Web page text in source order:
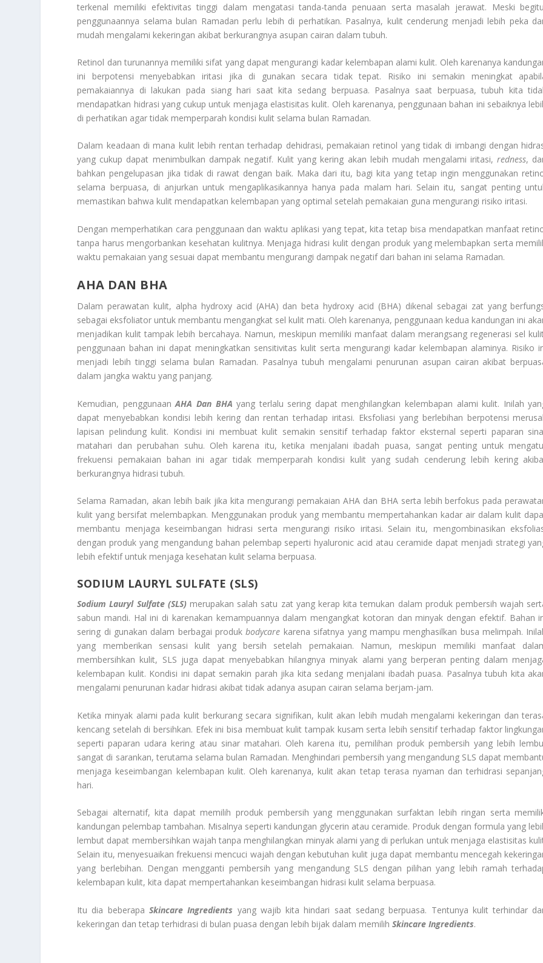
terkenal memiliki efektivitas tinggi dalam mengatasi tanda-tanda penuaan serta masalah jerawat. Meski
penggunaannya selama bulan Ramadan perlu lebih di perhatikan. Pasalnya, kulit cenderung menjadi lebih peka
mudah mengalami kekeringan akibat berkurangnya asupan cairan dalam tubuh.
Retinol dan turunannya memiliki sifat yang dapat mengurangi kadar kelembapan alami kulit. Oleh karenanya
ini berpotensi menyebabkan iritasi jika di gunakan secara tidak tepat. Risiko ini semakin meningkat
pemakaiannya di lakukan pada siang hari saat kita sedang berpuasa. Pasalnya saat berpuasa, tubuh kita
mendapatkan hidrasi yang cukup untuk menjaga elastisitas kulit. Oleh karenanya, penggunaan bahan ini sebaiknya
di perhatikan agar tidak memperparah kondisi kulit selama bulan Ramadan.
Dalam keadaan di mana kulit lebih rentan terhadap dehidrasi, pemakaian retinol yang tidak di imbangi dengan
yang cukup dapat menimbulkan dampak negatif. Kulit yang kering akan lebih mudah mengalami iritasi,redness,
bahkan pengelupasan jika tidak di rawat dengan baik. Maka dari itu, bagi kita yang tetap ingin menggunakan
selama berpuasa, di anjurkan untuk mengaplikasikannya hanya pada malam hari. Selain itu, sangat penting
memastikan bahwa kulit mendapatkan kelembapan yang optimal setelah pemakaian guna mengurangi risiko iritasi.
Dengan memperhatikan cara penggunaan dan waktu aplikasi yang tepat, kita tetap bisa mendapatkan manfaat
tanpa harus mengorbankan kesehatan kulitnya. Menjaga hidrasi kulit dengan produk yang melembapkan serta
waktu pemakaian yang sesuai dapat membantu mengurangi dampak negatif dari bahan ini selama Ramadan.
AHA DAN BHA
Dalam perawatan kulit, alpha hydroxy acid (AHA) dan beta hydroxy acid (BHA) dikenal sebagai zat yang
sebagai eksfoliator untuk membantu mengangkat sel kulit mati. Oleh karenanya, penggunaan kedua kandungan ini
menjadikan kulit tampak lebih bercahaya. Namun, meskipun memiliki manfaat dalam merangsang regenerasi sel
penggunaan bahan ini dapat meningkatkan sensitivitas kulit serta mengurangi kadar kelembapan alaminya. Risiko
menjadi lebih tinggi selama bulan Ramadan. Pasalnya tubuh mengalami penurunan asupan cairan akibat
dalam jangka waktu yang panjang.
Kemudian, penggunaanAHA Dan BHA yang terlalu sering dapat menghilangkan kelembapan alami kulit. Inilah
dapat menyebabkan kondisi lebih kering dan rentan terhadap iritasi. Eksfoliasi yang berlebihan berpotensi
lapisan pelindung kulit. Kondisi ini membuat kulit semakin sensitif terhadap faktor eksternal seperti paparan
matahari dan perubahan suhu. Oleh karena itu, ketika menjalani ibadah puasa, sangat penting untuk
frekuensi pemakaian bahan ini agar tidak memperparah kondisi kulit yang sudah cenderung lebih kering
berkurangnya hidrasi tubuh.
Selama Ramadan, akan lebih baik jika kita mengurangi pemakaian AHA dan BHA serta lebih berfokus pada
kulit yang bersifat melembapkan. Menggunakan produk yang membantu mempertahankan kadar air dalam kulit
membantu menjaga keseimbangan hidrasi serta mengurangi risiko iritasi. Selain itu, mengombinasikan
dengan produk yang mengandung bahan pelembap seperti hyaluronic acid atau ceramide dapat menjadi strategi
lebih efektif untuk menjaga kesehatan kulit selama berpuasa.
SODIUM LAURYL SULFATE (SLS)
Sodium Lauryl Sulfate (SLS)merupakan salah satu zat yang kerap kita temukan dalam produk pembersih wajah
sabun mandi. Hal ini di karenakan kemampuannya dalam mengangkat kotoran dan minyak dengan efektif. Bahan
sering di gunakan dalam berbagai produkbodycare karena sifatnya yang mampu menghasilkan busa melimpah.
yang memberikan sensasi kulit yang bersih setelah pemakaian. Namun, meskipun memiliki manfaat
membersihkan kulit, SLS juga dapat menyebabkan hilangnya minyak alami yang berperan penting dalam
kelembapan kulit. Kondisi ini dapat semakin parah jika kita sedang menjalani ibadah puasa. Pasalnya tubuh kita
mengalami penurunan kadar hidrasi akibat tidak adanya asupan cairan selama berjam-jam.
Ketika minyak alami pada kulit berkurang secara signifikan, kulit akan lebih mudah mengalami kekeringan dan
kencang setelah di bersihkan. Efek ini bisa membuat kulit tampak kusam serta lebih sensitif terhadap faktor
seperti paparan udara kering atau sinar matahari. Oleh karena itu, pemilihan produk pembersih yang lebih
sangat di sarankan, terutama selama bulan Ramadan. Menghindari pembersih yang mengandung SLS dapat
menjaga keseimbangan kelembapan kulit. Oleh karenanya, kulit akan tetap terasa nyaman dan terhidrasi
hari.
Sebagai alternatif, kita dapat memilih produk pembersih yang menggunakan surfaktan lebih ringan serta
kandungan pelembap tambahan. Misalnya seperti kandungan glycerin atau ceramide. Produk dengan formula yang
lembut dapat membersihkan wajah tanpa menghilangkan minyak alami yang di perlukan untuk menjaga elastisitas
Selain itu, menyesuaikan frekuensi mencuci wajah dengan kebutuhan kulit juga dapat membantu mencegah
yang berlebihan. Dengan mengganti pembersih yang mengandung SLS dengan pilihan yang lebih ramah
kelembapan kulit, kita dapat mempertahankan keseimbangan hidrasi kulit selama berpuasa.
Itu dia beberapaSkincare Ingredients yang wajib kita hindari saat sedang berpuasa. Tentunya kulit terhindar
kekeringan dan tetap terhidrasi di bulan puasa dengan lebih bijak dalam memilihSkincare Ingredients.